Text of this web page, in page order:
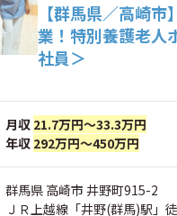
【群馬県／高崎
業！特別養護老人
社員＞
月収 21.7万円～33.3万円
年収 292万円～450万円
群馬県 高崎市 井野町915-2
ＪＲ上越線「井野(群馬)駅」